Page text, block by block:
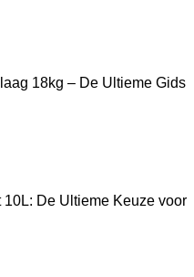
18kg – De Ultieme Gids
De Ultieme Keuze voor